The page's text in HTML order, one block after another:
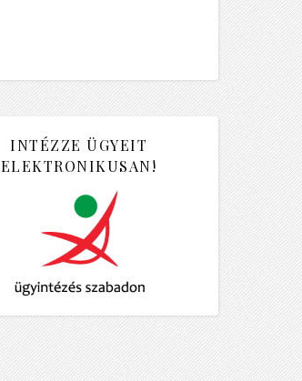
INTÉZZE ÜGYEIT
ELEKTRONIKUSAN!